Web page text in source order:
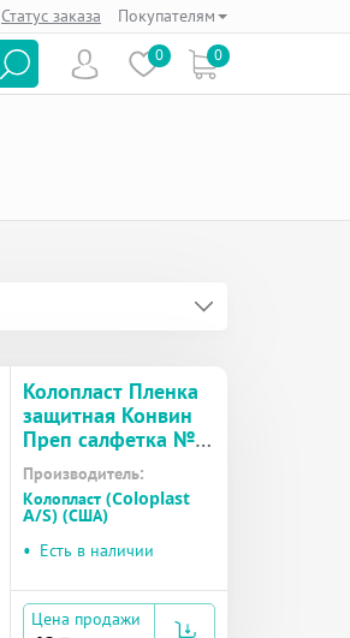
Статус заказа Покупателям
0 0
Колопласт Пленка
защитная Конвин
Преп салфетка №1
(62042)
Производитель:
Колопласт (Coloplast
A/S) (США)
• Есть в наличии
Цена продажи